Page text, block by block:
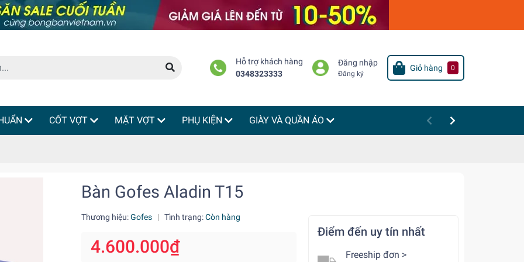
Hỗ trợ khách hàng
0348323333
Đăng nhập
Đăng ký
Giỏ hàng 0
CỐT VỢT MẶT VỢT PHỤ KIỆN GIÀY VÀ QUẦN ÁO
Bàn Gofes Aladin T15
Thương hiệu:Gofes | Tình trạng:Còn hàng
4.600.000₫
Điểm đến uy tín nhất
Freeship đơn >